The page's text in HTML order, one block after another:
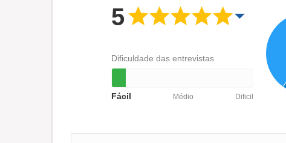
5
Dificuldade das entrevistas
Fácil Médio Dificil